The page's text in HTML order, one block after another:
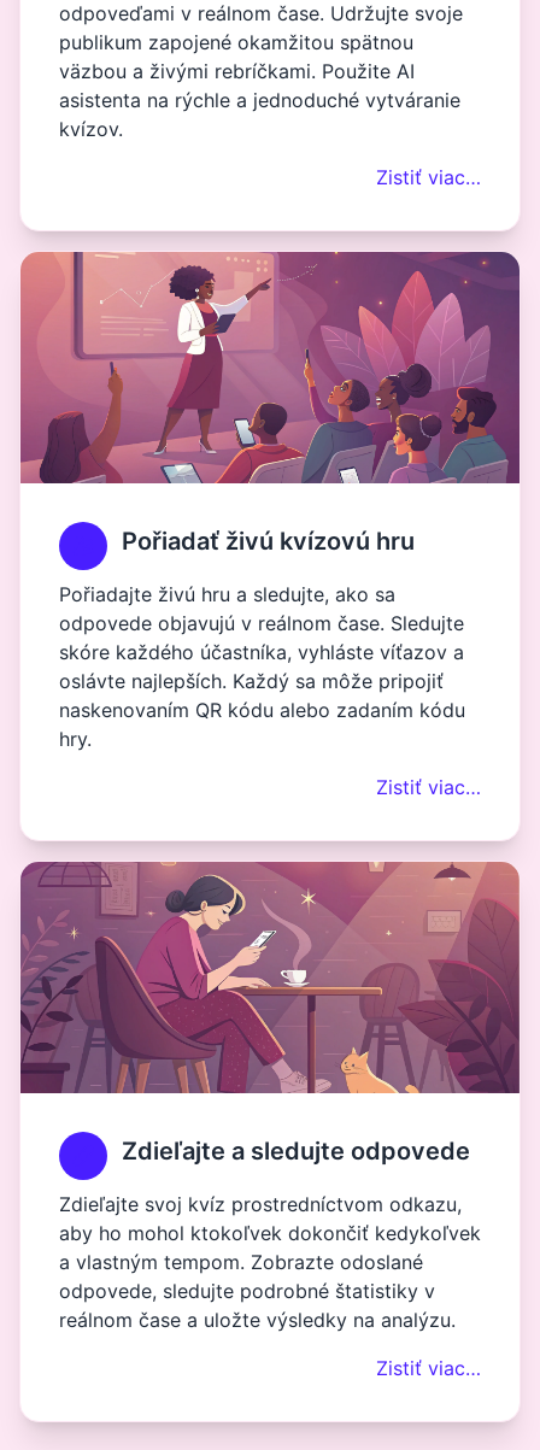
odpoveďami v reálnom čase. Udržujte svoje
publikum zapojené okamžitou spätnou
väzbou a živými rebríčkami. Použite AI
asistenta na rýchle a jednoduché vytváranie
kvízov.
Zistiť viac…
Pořiadať živú kvízovú hru
Pořiadajte živú hru a sledujte, ako sa
odpovede objavujú v reálnom čase. Sledujte
skóre každého účastníka, vyhláste víťazov a
oslávte najlepších. Každý sa môže pripojiť
naskenovaním QR kódu alebo zadaním kódu
hry.
Zistiť viac…
Zdieľajte a sledujte odpovede
Zdieľajte svoj kvíz prostredníctvom odkazu,
aby ho mohol ktokoľvek dokončiť kedykoľvek
a vlastným tempom. Zobrazte odoslané
odpovede, sledujte podrobné štatistiky v
reálnom čase a uložte výsledky na analýzu.
Zistiť viac…